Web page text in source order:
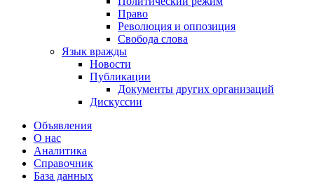
Право
Революция и оппозиция
Свобода слова
Язык вражды
Новости
Публикации
Документы других организаций
Дискуссии
Объявления
О нас
Аналитика
Справочник
База данных